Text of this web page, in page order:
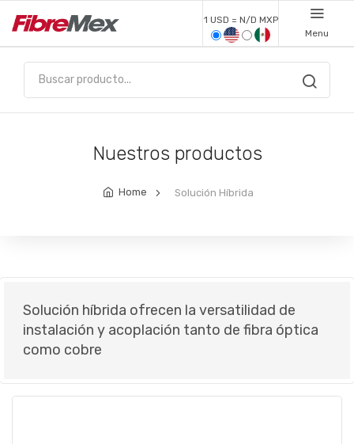
1 USD = N/D MXP
Menu
Nuestros productos
Home Solución Híbrida
Solución híbrida ofrecen la versatilidad de
instalación y acoplación tanto de fibra óptica
como cobre